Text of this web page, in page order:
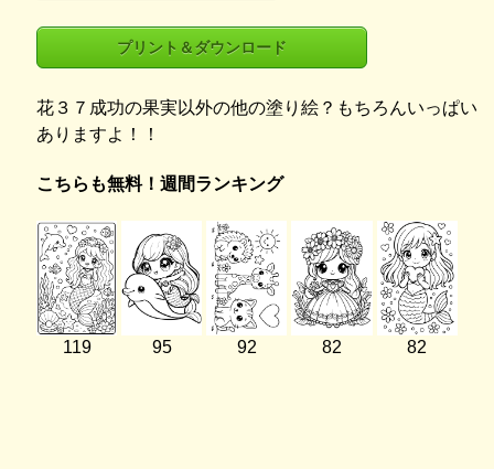
プリント＆ダウンロード
花３７成功の果実以外の他の塗り絵？もちろんいっぱい
ありますよ！！
こちらも無料！週間ランキング
119 95 92 82 82